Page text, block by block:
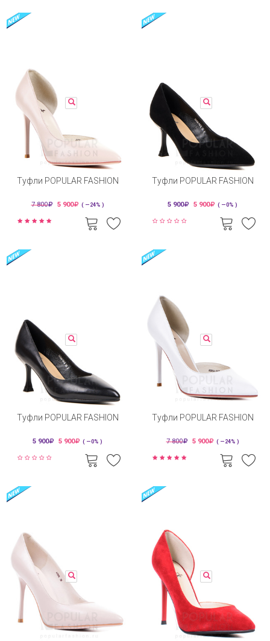
Туфли POPULAR FASHION
7 800 5 900 ( —24% )
Туфли POPULAR FASHION
5 900 5 900 ( —0% )
Туфли POPULAR FASHION
5 900 5 900 ( —0% )
Туфли POPULAR FASHION
7 800 5 900 ( —24% )